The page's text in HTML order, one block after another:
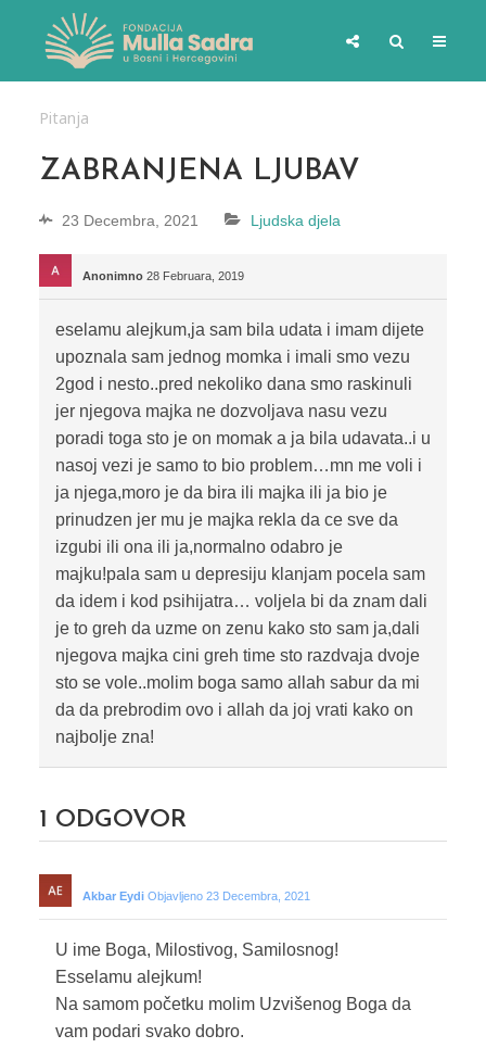
Pitanja
ZABRANJENA LJUBAV
23 Decembra, 2021 Ljudska djela
Anonimno 28 Februara, 2019
eselamu alejkum,ja sam bila udata i imam dijete
upoznala sam jednog momka i imali smo vezu
2god i nesto..pred nekoliko dana smo raskinuli
jer njegova majka ne dozvoljava nasu vezu
poradi toga sto je on momak a ja bila udavata..i u
nasoj vezi je samo to bio problem…mn me voli i
ja njega,moro je da bira ili majka ili ja bio je
prinudzen jer mu je majka rekla da ce sve da
izgubi ili ona ili ja,normalno odabro je
majku!pala sam u depresiju klanjam pocela sam
da idem i kod psihijatra… voljela bi da znam dali
je to greh da uzme on zenu kako sto sam ja,dali
njegova majka cini greh time sto razdvaja dvoje
sto se vole..molim boga samo allah sabur da mi
da da prebrodim ovo i allah da joj vrati kako on
najbolje zna!
1 ODGOVOR
Akbar Eydi Objavljeno 23 Decembra, 2021
U ime Boga, Milostivog, Samilosnog!
Esselamu alejkum!
Na samom početku molim Uzvišenog Boga da
vam podari svako dobro.